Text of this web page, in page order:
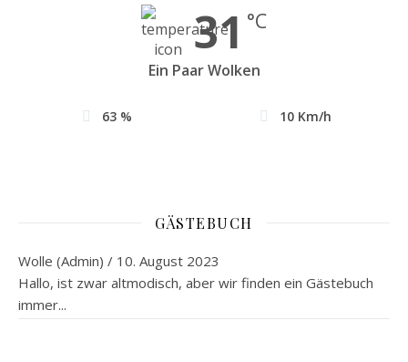
31 °C
Ein Paar Wolken
63 % 10 Km/h
GÄSTEBUCH
Wolle (Admin) / 10. August 2023
Hallo, ist zwar altmodisch, aber wir finden ein Gästebuch
immer...